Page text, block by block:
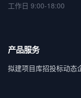
工作日 9:00-18:00
产品服务
拟建项目库招投标动态